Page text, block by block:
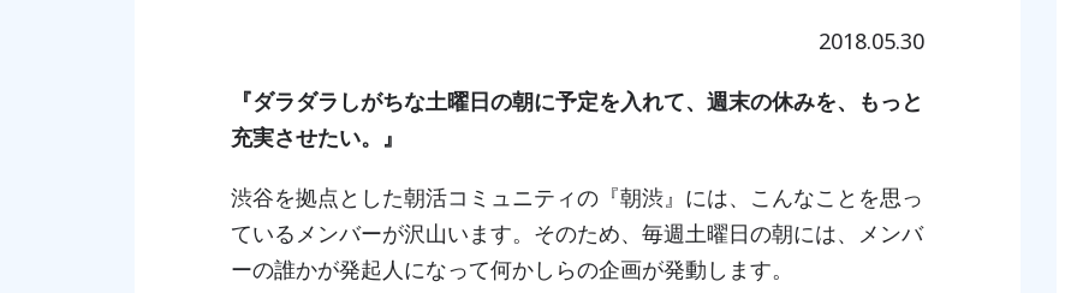
2018.05.30
『ダラダラしがちな土曜日の朝に予定を入れて、週末の休みを、もっと
充実させたい。』
渋谷を拠点とした朝活コミュニティの『朝渋』には、こんなことを思っ
ているメンバーが沢山います。そのため、毎週土曜日の朝には、メンバ
ーの誰かが発起人になって何かしらの企画が発動します。